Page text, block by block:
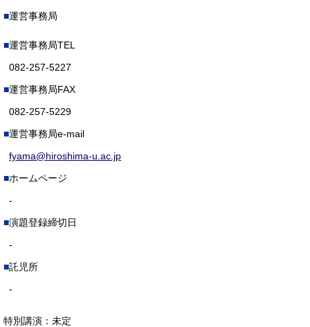
運営事務局
運営事務局TEL
082-257-5227
運営事務局FAX
082-257-5229
運営事務局e-mail
fyama@hiroshima-u.ac.jp
ホームページ
-
演題登録締切日
-
託児所
-
特別講演：未定